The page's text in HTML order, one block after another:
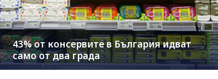
43% от консервите в България идват
само от два града